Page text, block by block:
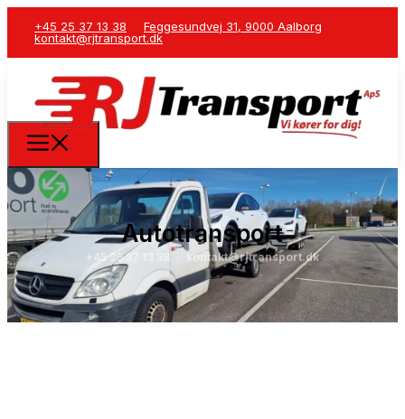
+45 25 37 13 38
Feggesundvej 31, 9000 Aalborg
kontakt@rjtransport.dk
Autotransport
+45 25 37 13 38 kontakt@rjtransport.dk